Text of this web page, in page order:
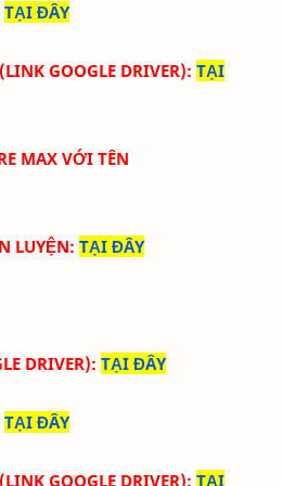
TẠI ĐÂY
GOOGLE DRIVER): TẠI
MAX VỚI TÊN
LUYỆN: TẠI ĐÂY
DRIVER): TẠI ĐÂY
TẠI ĐÂY
GOOGLE DRIVER): TẠI